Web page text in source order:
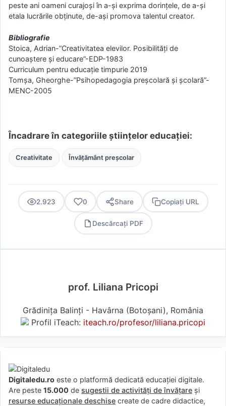
peste ani oameni curajoși în a-și exprima dorințele, de a-și
etala lucrările obținute, de-ași promova talentul creator.
Bibliografie
Stoica, Adrian-”Creativitatea elevilor. Posibilități de
cunoaștere și educare”-EDP-1983
Curriculum pentru educație timpurie 2019
Tomșa, Gheorghe-”Psihopedagogia preșcolară și școlară”-
MENC-2005
Încadrare în categoriile științelor educației:
Creativitate Învățământ preșcolar
2.923 0 Share Copiați URL
Descărcați PDF
prof. Liliana Pricopi
Grădinița Balinți - Havârna (Botoşani), România
Profil iTeach: iteach.ro/profesor/liliana.pricopi
Digitaledu.ro este o platformă dedicată educației digitale.
Are peste 15.000 de sugestii de activități de învățare și
resurse educaționale deschise create de cadre didactice,